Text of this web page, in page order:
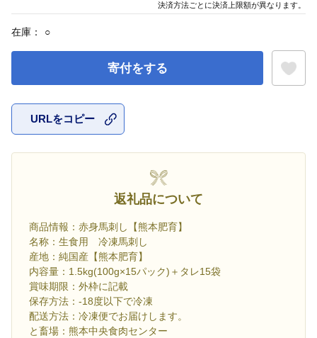
在庫： ○
寄付をする
URLをコピー
返礼品について
商品情報：赤身馬刺し【熊本肥育】
名称：生食用 冷凍馬刺し
産地：純国産【熊本肥育】
内容量：1.5kg(100g×15パック)＋タレ15袋
賞味期限：外枠に記載
保存方法：-18度以下で冷凍
配送方法：冷凍便でお届けします。
と畜場：熊本中央食肉センター
決済方法ごとに決済上限額が異なります。